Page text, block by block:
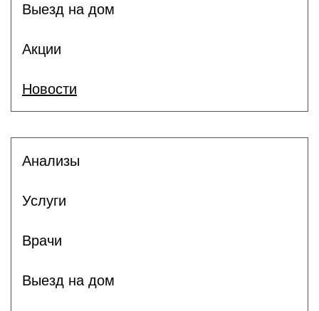
Выезд на дом
Акции
Новости
Анализы
Услуги
Врачи
Выезд на дом